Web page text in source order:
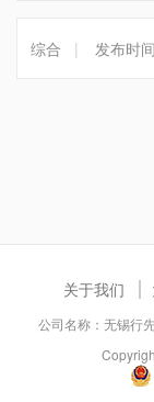
综合 | 发布时间
关于我们
公司名称：无锡行